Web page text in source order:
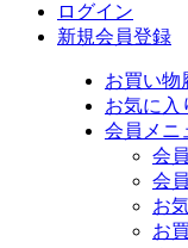
ログイン
新規会員登録
お買い物
お気に入
会員メニ
会
会
お
お